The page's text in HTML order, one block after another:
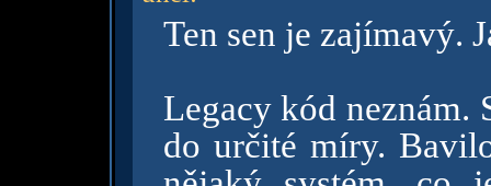
Ten sen je zajímavý.
Legacy kód neznám.
do určité míry.